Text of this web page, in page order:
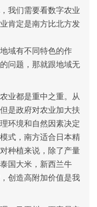
我们需要看数字农业
肯定是南方比北方发
域有不同特色的作
问题，那就跟地域无
业都是重中之重。从
是政府对农业加大扶
环境和自然因素决定
式，南方适合日本精
种植来说，除了产量
国大米，新西兰牛
创造高附加价值是我